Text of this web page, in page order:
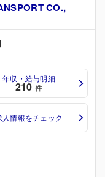
CO.,
年収・給与明細
210 件
人情報をチェック